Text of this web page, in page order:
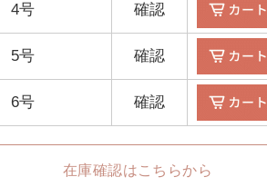
4号 確認
5号 確認
6号 確認
在庫確認はこちらから